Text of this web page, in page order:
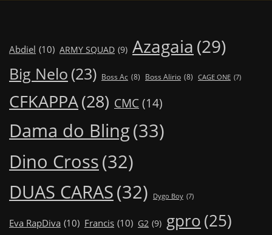
Abdiel (10) ARMY SQUAD (9) Azagaia (29)
Big Nelo (23) Boss Ac (8) Boss Alirio (8) CAGE ONE (7)
CFKAPPA(28) CMC (14)
Dama do Bling(33)
Dino Cross(32)
DUAS CARAS(32) Dygo Boy (7)
Eva RapDiva (10) Francis (10) G2 (9) gpro(25)